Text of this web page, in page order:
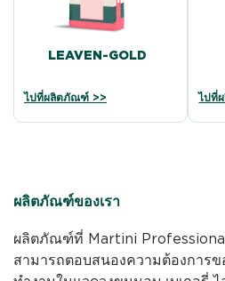
LEAVEN-GOLD
ไปที่ผลิตภัณฑ์ >> ไปที่
ผลิตภัณฑ์ของเรา
ผลิตภัณฑ์ที่ Martini
สามารถตอบสนองความต้องการ